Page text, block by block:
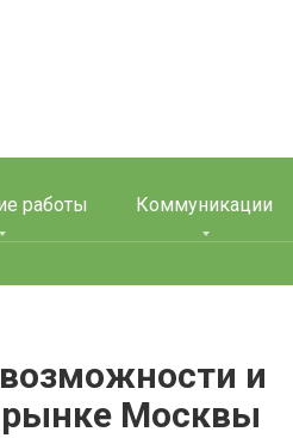
работы
Коммуникации
и
рынке Москвы